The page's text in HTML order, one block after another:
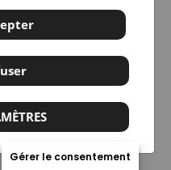
Gérer le consentement